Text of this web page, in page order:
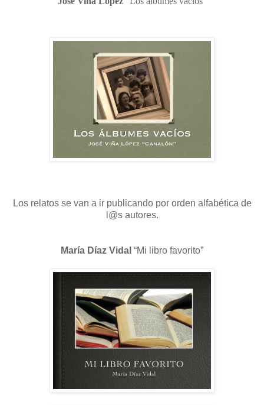
Los relatos se van a ir publicando por orden alfabética de
l@s autores.
María Díaz Vidal “Mi libro favorito”